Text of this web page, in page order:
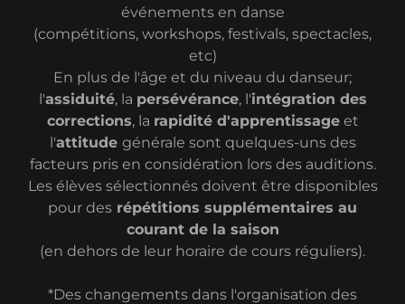
événements en danse
(compétitions, workshops, festivals, spectacles,
etc)
En plus de l'âge et du niveau du danseur;
l'assiduité, la persévérance, l'intégration des
corrections, la rapidité d'apprentissageet
l'attitude générale sont quelques-uns des
facteurs pris en considération lors des auditions.
Les élèves sélectionnés doivent être disponibles
pour des répétitions supplémentaires au
courant de la saison
(en dehors de leur horaire de cours réguliers).
*Des changements dans l'organisation des